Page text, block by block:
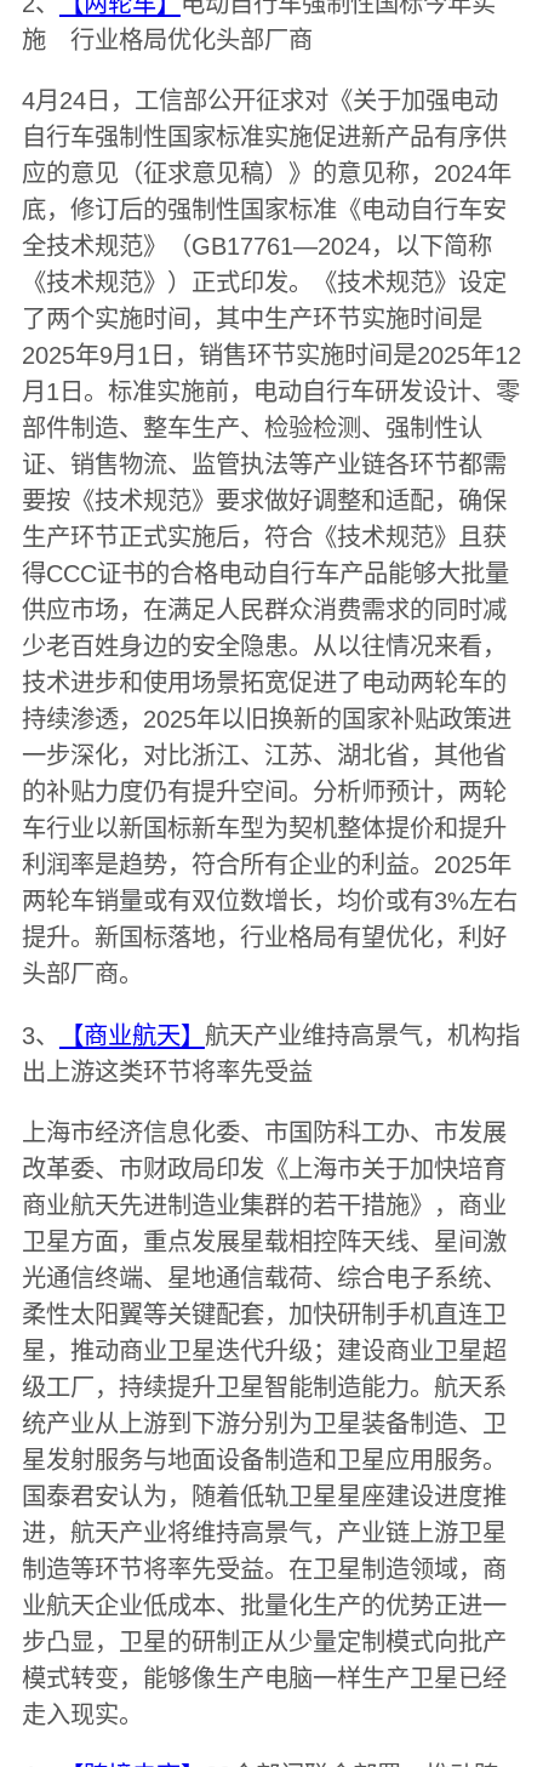
施 行业格局优化头部厂商
4月24日，工信部公开征求对《关于加强电动
自行车强制性国家标准实施促进新产品有序供
应的意见（征求意见稿）》的意见称，2024年
底，修订后的强制性国家标准《电动自行车安
全技术规范》（GB17761—2024，以下简称
《技术规范》）正式印发。《技术规范》设定
了两个实施时间，其中生产环节实施时间是
2025年9月1日，销售环节实施时间是2025年12
月1日。标准实施前，电动自行车研发设计、零
部件制造、整车生产、检验检测、强制性认
证、销售物流、监管执法等产业链各环节都需
要按《技术规范》要求做好调整和适配，确保
生产环节正式实施后，符合《技术规范》且获
得CCC证书的合格电动自行车产品能够大批量
供应市场，在满足人民群众消费需求的同时减
少老百姓身边的安全隐患。从以往情况来看，
技术进步和使用场景拓宽促进了电动两轮车的
持续渗透，2025年以旧换新的国家补贴政策进
一步深化，对比浙江、江苏、湖北省，其他省
的补贴力度仍有提升空间。分析师预计，两轮
车行业以新国标新车型为契机整体提价和提升
利润率是趋势，符合所有企业的利益。2025年
两轮车销量或有双位数增长，均价或有3%左右
提升。新国标落地，行业格局有望优化，利好
头部厂商。
3、 【商业航天】 航天产业维持高景气，机构指
出上游这类环节将率先受益
上海市经济信息化委、市国防科工办、市发展
改革委、市财政局印发《上海市关于加快培育
商业航天先进制造业集群的若干措施》，商业
卫星方面，重点发展星载相控阵天线、星间激
光通信终端、星地通信载荷、综合电子系统、
柔性太阳翼等关键配套，加快研制手机直连卫
星，推动商业卫星迭代升级；建设商业卫星超
级工厂，持续提升卫星智能制造能力。航天系
统产业从上游到下游分别为卫星装备制造、卫
星发射服务与地面设备制造和卫星应用服务。
国泰君安认为，随着低轨卫星星座建设进度推
进，航天产业将维持高景气，产业链上游卫星
制造等环节将率先受益。在卫星制造领域，商
业航天企业低成本、批量化生产的优势正进一
步凸显，卫星的研制正从少量定制模式向批产
模式转变，能够像生产电脑一样生产卫星已经
走入现实。